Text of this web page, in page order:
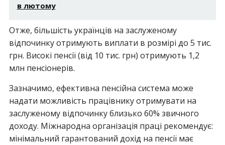
в лютому
Отже, більшість українців на заслуженому
відпочинку отримують виплати в розмірі до 5 тис.
грн. Високі пенсії (від 10 тис. грн) отримують 1,2
млн пенсіонерів.
Зазначимо, ефективна пенсійна система може
надати можливість працівнику отримувати на
заслуженому відпочинку близько 60% звичного
доходу. Міжнародна організація праці рекомендує:
мінімальний гарантований дохід на пенсії має